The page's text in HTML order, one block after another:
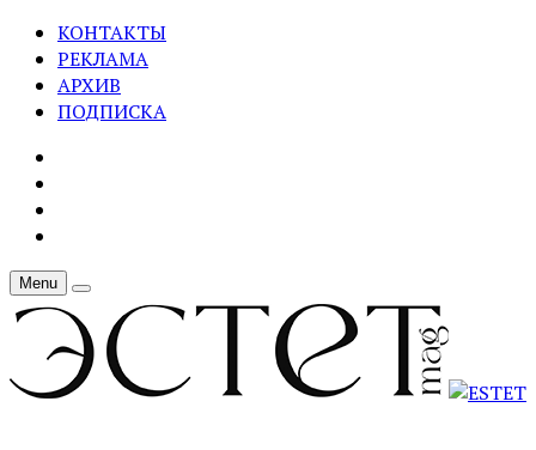
КОНТАКТЫ
РЕКЛАМА
АРХИВ
ПОДПИСКА
Menu